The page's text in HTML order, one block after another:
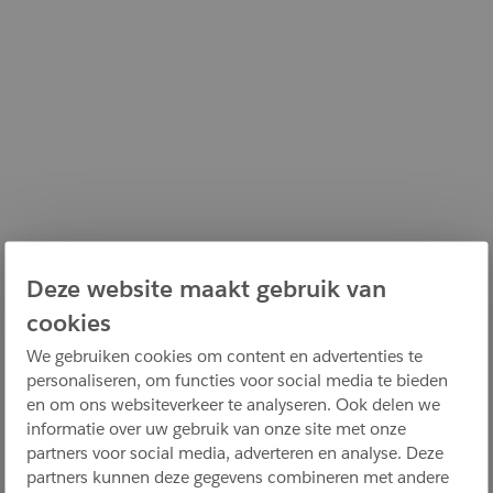
Deze website maakt gebruik van
cookies
We gebruiken cookies om content en advertenties te
personaliseren, om functies voor social media te bieden
en om ons websiteverkeer te analyseren. Ook delen we
informatie over uw gebruik van onze site met onze
partners voor social media, adverteren en analyse. Deze
partners kunnen deze gegevens combineren met andere